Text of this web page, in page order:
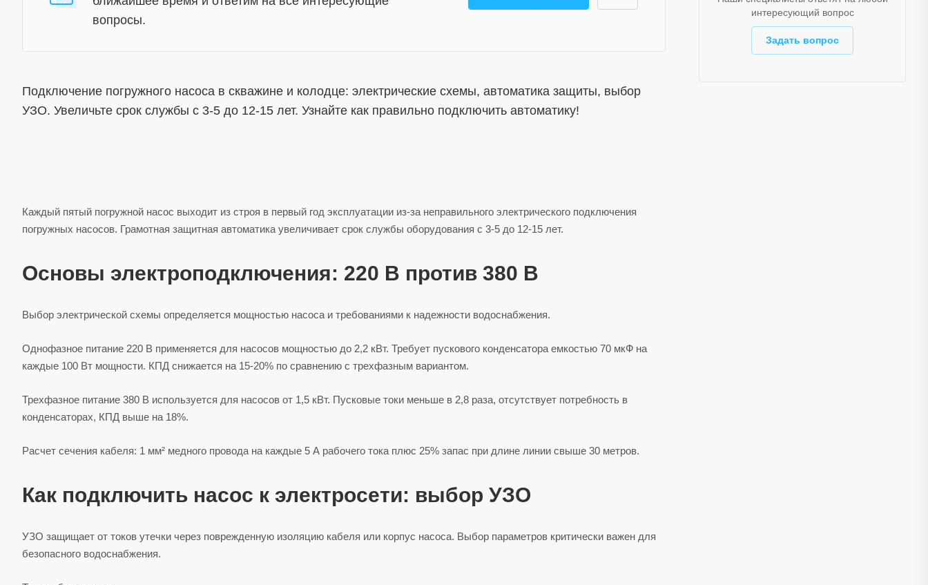
вопросы.
Подключение погружного насоса в скважине и колодце: электрические схемы, автоматика защиты, выбор
УЗО. Увеличьте срок службы с 3-5 до 12-15 лет. Узнайте как правильно подключить автоматику!
Каждый пятый погружной насос выходит из строя в первый год эксплуатации из-за неправильного электрического подключения
погружных насосов. Грамотная защитная автоматика увеличивает срок службы оборудования с 3-5 до 12-15 лет.
Основы электроподключения: 220 В против 380 В
Выбор электрической схемы определяется мощностью насоса и требованиями к надежности водоснабжения.
Однофазное питание 220 В применяется для насосов мощностью до 2,2 кВт. Требует пускового конденсатора емкостью 70 мкФ на
каждые 100 Вт мощности. КПД снижается на 15-20% по сравнению с трехфазным вариантом.
Трехфазное питание 380 В используется для насосов от 1,5 кВт. Пусковые токи меньше в 2,8 раза, отсутствует потребность в
конденсаторах, КПД выше на 18%.
Расчет сечения кабеля: 1 мм² медного провода на каждые 5 А рабочего тока плюс 25% запас при длине линии свыше 30 метров.
Как подключить насос к электросети: выбор УЗО
УЗО защищает от токов утечки через поврежденную изоляцию кабеля или корпус насоса. Выбор параметров критически важен для
безопасного водоснабжения.
интересующий вопрос
Задать вопрос